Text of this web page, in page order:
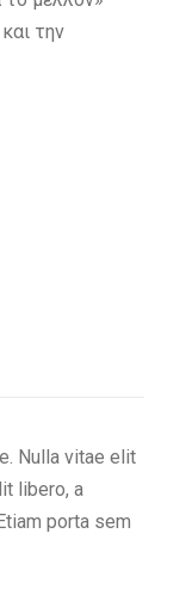
την
Nulla vitae elit
libero, a
porta sem